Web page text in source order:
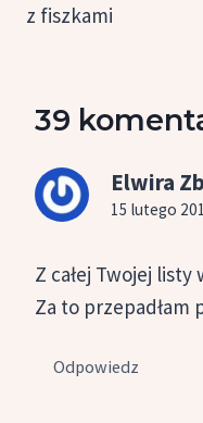
z fiszkami
39
Elwira
15 lutego
Z całej Twojej
Za to przepadłam
Odpowiedz